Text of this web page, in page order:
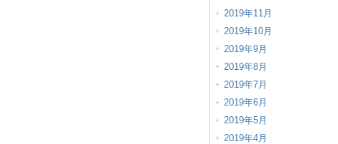
2019年11月
2019年10月
2019年9月
2019年8月
2019年7月
2019年6月
2019年5月
2019年4月